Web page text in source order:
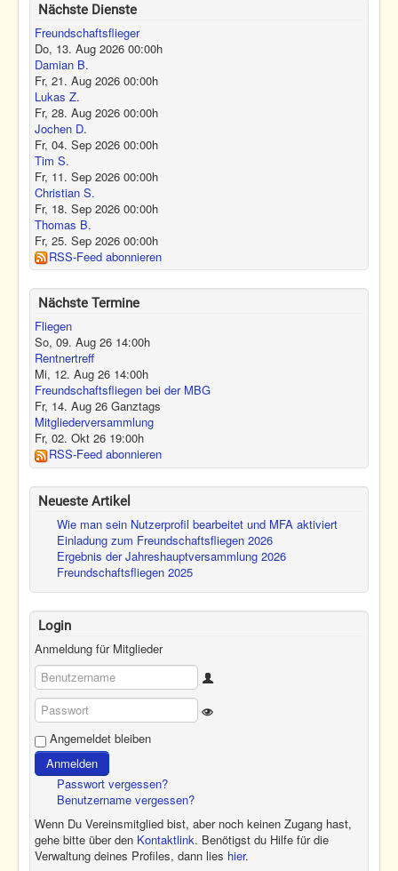
Nächste Dienste
Freundschaftsflieger
Do, 13. Aug 2026 00:00h
Damian B.
Fr, 21. Aug 2026 00:00h
Lukas Z.
Fr, 28. Aug 2026 00:00h
Jochen D.
Fr, 04. Sep 2026 00:00h
Tim S.
Fr, 11. Sep 2026 00:00h
Christian S.
Fr, 18. Sep 2026 00:00h
Thomas B.
Fr, 25. Sep 2026 00:00h
RSS-Feed abonnieren
Nächste Termine
Fliegen
So, 09. Aug 26 14:00h
Rentnertreff
Mi, 12. Aug 26 14:00h
Freundschaftsfliegen bei der MBG
Fr, 14. Aug 26 Ganztags
Mitgliederversammlung
Fr, 02. Okt 26 19:00h
RSS-Feed abonnieren
Neueste Artikel
Wie man sein Nutzerprofil bearbeitet und MFA aktiviert
Einladung zum Freundschaftsfliegen 2026
Ergebnis der Jahreshauptversammlung 2026
Freundschaftsfliegen 2025
Login
Anmeldung für Mitglieder
Benutzername
Passwort
Angemeldet bleiben
Anmelden
Passwort vergessen?
Benutzername vergessen?
Wenn Du Vereinsmitglied bist, aber noch keinen Zugang hast,
gehe bitte über den Kontaktlink. Benötigst du Hilfe für die
Verwaltung deines Profiles, dann lies hier.